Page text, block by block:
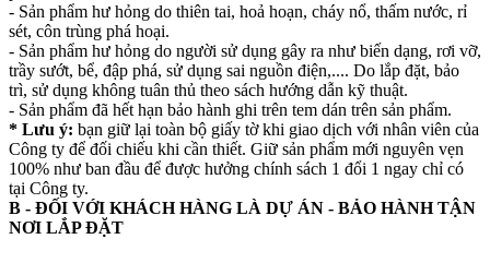
- Sản phẩm hư hỏng do thiên tai, hoả hoạn, cháy nổ, thấm nước, rỉ
sét, côn trùng phá hoại.
- Sản phẩm hư hỏng do người sử dụng gây ra như biến dạng, rơi vỡ,
trầy sướt, bể, đập phá, sử dụng sai nguồn điện,.... Do lắp đặt, bảo
trì, sử dụng không tuân thủ theo sách hướng dẫn kỹ thuật.
- Sản phẩm đã hết hạn bảo hành ghi trên tem dán trên sản phẩm.
* Lưu ý: bạn giữ lại toàn bộ giấy tờ khi giao dịch với nhân viên của
Công ty để đối chiếu khi cần thiết. Giữ sản phẩm mới nguyên vẹn
100% như ban đầu để được hưởng chính sách 1 đổi 1 ngay chỉ có
tại Công ty.
B - ĐỐI VỚI KHÁCH HÀNG LÀ DỰ ÁN - BẢO HÀNH TẬN
NƠI LẮP ĐẶT